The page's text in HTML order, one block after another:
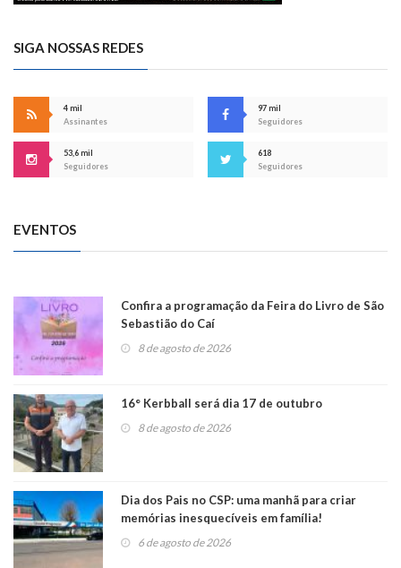
SIGA NOSSAS REDES
4 mil
Assinantes
97 mil
Seguidores
53,6 mil
Seguidores
618
Seguidores
EVENTOS
Confira a programação da Feira do Livro de São
Sebastião do Caí
8 de agosto de 2026
16° Kerbball será dia 17 de outubro
8 de agosto de 2026
Dia dos Pais no CSP: uma manhã para criar
memórias inesquecíveis em família!
6 de agosto de 2026